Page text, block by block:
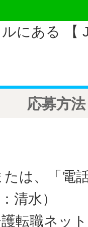
にある 【
応募方法
たは、「電
清水）
転職ネッ